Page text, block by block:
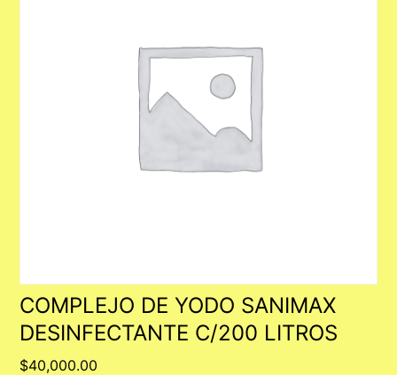
COMPLEJO DE YODO SANIMAX
DESINFECTANTE C/200 LITROS
$40,000.00